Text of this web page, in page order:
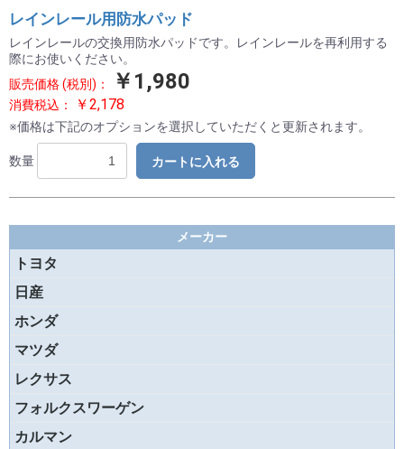
レインレール用防水パッド
レインレールの交換用防水パッドです。レインレールを再利用する
際にお使いください。
販売価格 (税別)：
￥1,980
消費税込： ￥2,178
※価格は下記のオプションを選択していただくと更新されます。
数量 カートに入れる
メーカー
トヨタ
日産
ホンダ
マツダ
レクサス
フォルクスワーゲン
カルマン